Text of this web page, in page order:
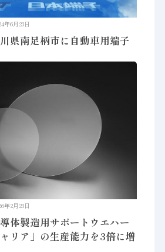
年6月23日
県南足柄市に自動車用端子
年2月23日
体製造用サポートウエハー
リア」の生産能力を3倍に増